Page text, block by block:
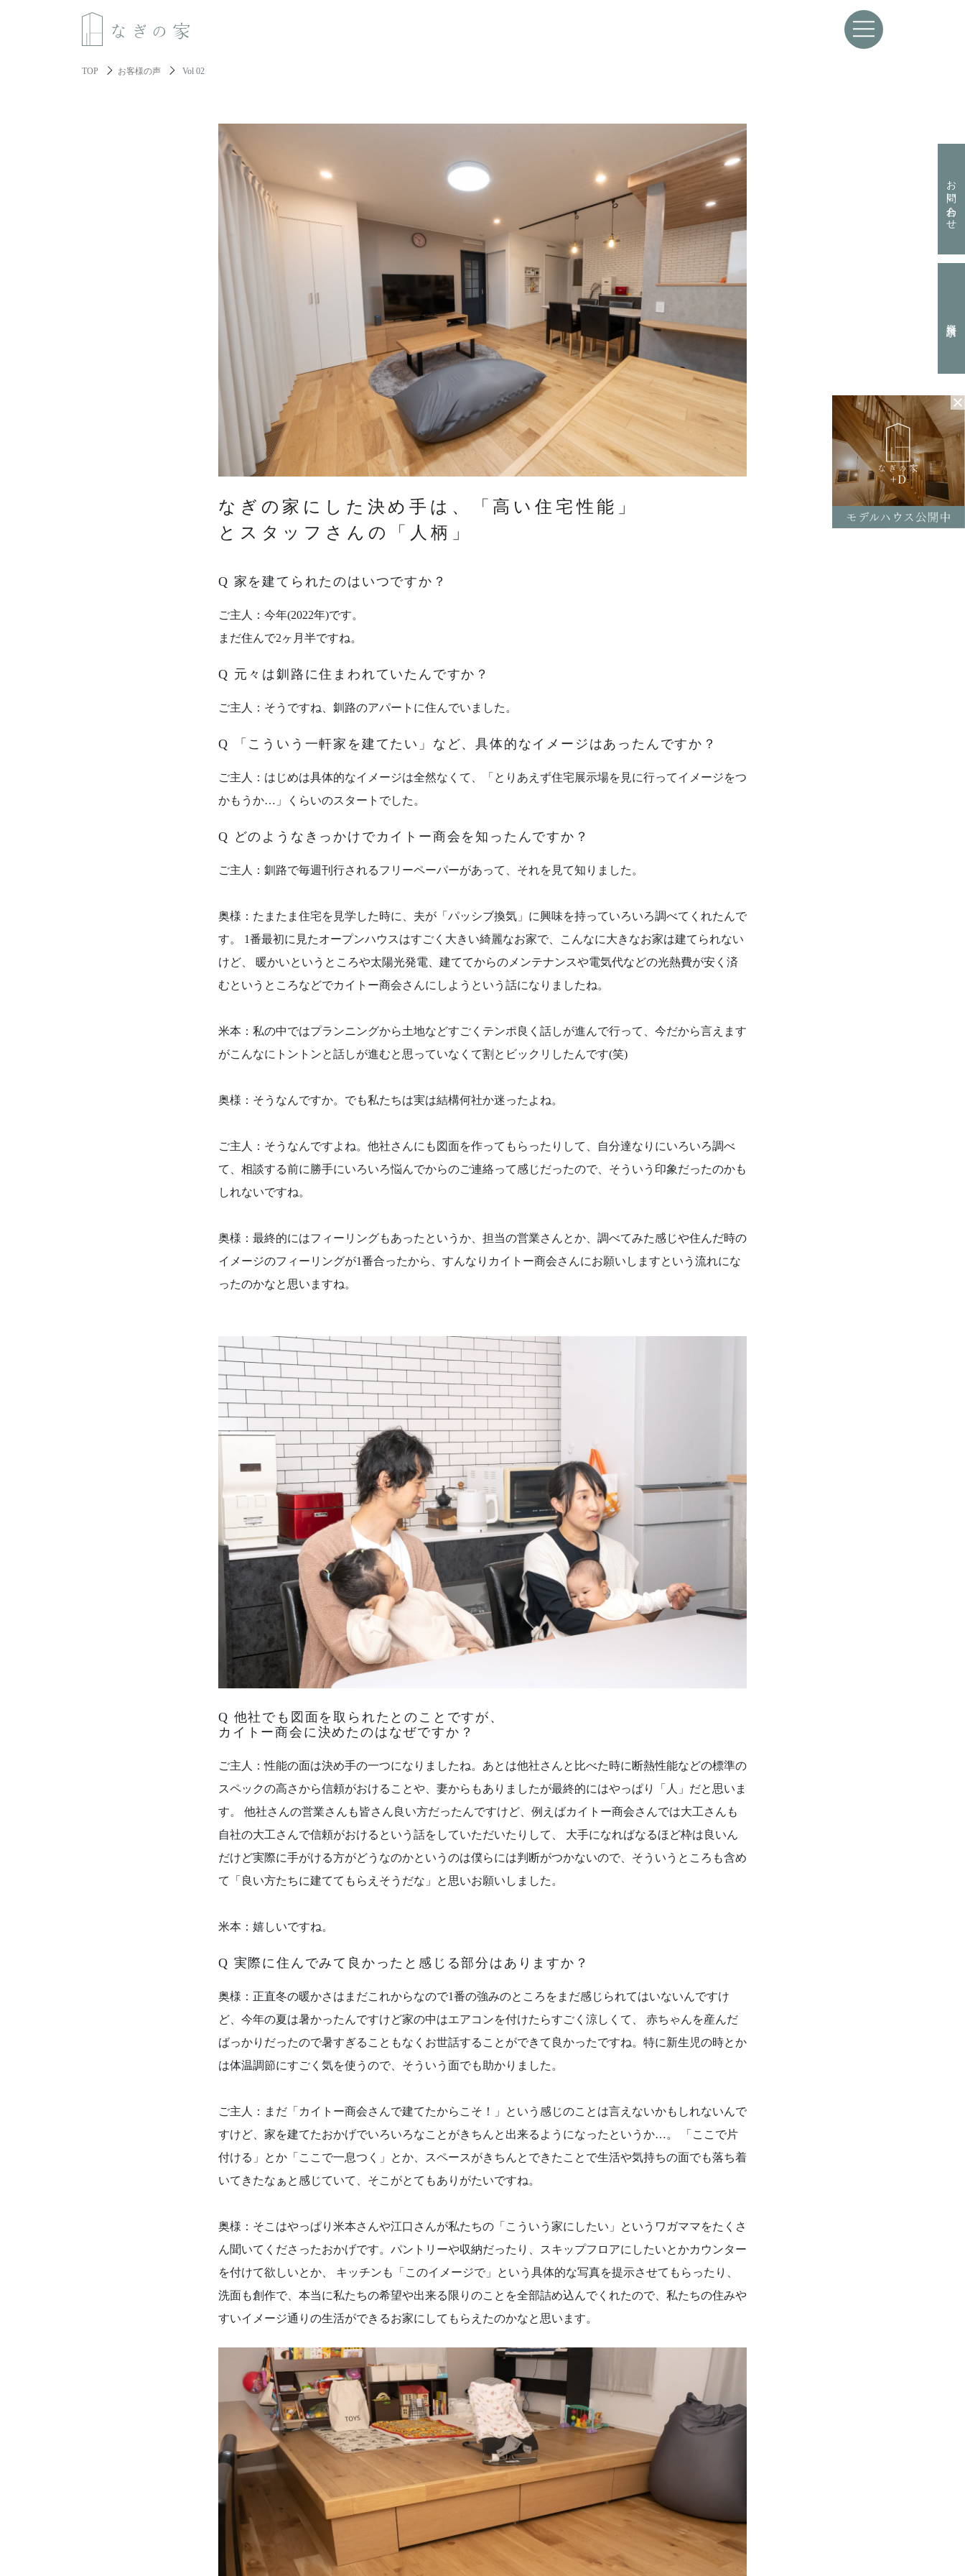
なぎの家について
性能と機能美
家づくりについて
家づくりの流れ
アフターサポート
なぎの人
お知らせ
よくあるご質問
会社情報
About policy
ポリシーに関して
Follow us
資料請求はこちらから
お問い合わせはこちらから
お電話からも承ります。
TEL0154-52-7133
受付時間 8:30-17:30（平日）
定休日／土曜･日曜･祝日
お問い合わせ
TOP お客様の声 Vol 02
なぎの家にした決め手は、「高い住宅性能」
とスタッフさんの「人柄」
Q 家を建てられたのはいつですか？
ご主人：今年(2022年)です。
まだ住んで2ヶ月半ですね。
Q 元々は釧路に住まわれていたんですか？
ご主人：そうですね、釧路のアパートに住んでいました。
Q 「こういう一軒家を建てたい」など、具体的なイメージはあったんですか？
ご主人：はじめは具体的なイメージは全然なくて、「とりあえず住宅展示場を見に行ってイメージをつ
かもうか…」くらいのスタートでした。
Q どのようなきっかけでカイトー商会を知ったんですか？
ご主人：釧路で毎週刊行されるフリーペーパーがあって、それを見て知りました。
奥様：たまたま住宅を見学した時に、夫が「パッシブ換気」に興味を持っていろいろ調べてくれたんで
す。 1番最初に見たオープンハウスはすごく大きい綺麗なお家で、こんなに大きなお家は建てられない
けど、 暖かいというところや太陽光発電、建ててからのメンテナンスや電気代などの光熱費が安く済
むというところなどでカイトー商会さんにしようという話になりましたね。
米本：私の中ではプランニングから土地などすごくテンポ良く話しが進んで行って、今だから言えます
がこんなにトントンと話しが進むと思っていなくて割とビックリしたんです(笑)
奥様：そうなんですか。でも私たちは実は結構何社か迷ったよね。
ご主人：そうなんですよね。他社さんにも図面を作ってもらったりして、自分達なりにいろいろ調べ
て、相談する前に勝手にいろいろ悩んでからのご連絡って感じだったので、そういう印象だったのかも
しれないですね。
奥様：最終的にはフィーリングもあったというか、担当の営業さんとか、調べてみた感じや住んだ時の
イメージのフィーリングが1番合ったから、すんなりカイトー商会さんにお願いしますという流れにな
ったのかなと思いますね。
Q 他社でも図面を取られたとのことですが、
カイトー商会に決めたのはなぜですか？
ご主人：性能の面は決め手の一つになりましたね。あとは他社さんと比べた時に断熱性能などの標準の
スペックの高さから信頼がおけることや、妻からもありましたが最終的にはやっぱり「人」だと思いま
す。 他社さんの営業さんも皆さん良い方だったんですけど、例えばカイトー商会さんでは大工さんも
自社の大工さんで信頼がおけるという話をしていただいたりして、 大手になればなるほど枠は良いん
だけど実際に手がける方がどうなのかというのは僕らには判断がつかないので、そういうところも含め
て「良い方たちに建ててもらえそうだな」と思いお願いしました。
米本：嬉しいですね。
Q 実際に住んでみて良かったと感じる部分はありますか？
奥様：正直冬の暖かさはまだこれからなので1番の強みのところをまだ感じられてはいないんですけ
ど、今年の夏は暑かったんですけど家の中はエアコンを付けたらすごく涼しくて、 赤ちゃんを産んだ
ばっかりだったので暑すぎることもなくお世話することができて良かったですね。特に新生児の時とか
は体温調節にすごく気を使うので、そういう面でも助かりました。
ご主人：まだ「カイトー商会さんで建てたからこそ！」という感じのことは言えないかもしれないんで
すけど、家を建てたおかげでいろいろなことがきちんと出来るようになったというか…。 「ここで片
付ける」とか「ここで一息つく」とか、スペースがきちんとできたことで生活や気持ちの面でも落ち着
いてきたなぁと感じていて、そこがとてもありがたいですね。
奥様：そこはやっぱり米本さんや江口さんが私たちの「こういう家にしたい」というワガママをたくさ
ん聞いてくださったおかげです。パントリーや収納だったり、スキップフロアにしたいとかカウンター
を付けて欲しいとか、 キッチンも「このイメージで」という具体的な写真を提示させてもらったり、
洗面も創作で、本当に私たちの希望や出来る限りのことを全部詰め込んでくれたので、私たちの住みや
すいイメージ通りの生活ができるお家にしてもらえたのかなと思います。